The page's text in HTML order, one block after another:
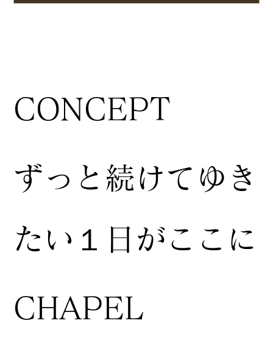
CONCEPT
ずっと続けてゆき
たい１日がここに
CHAPEL